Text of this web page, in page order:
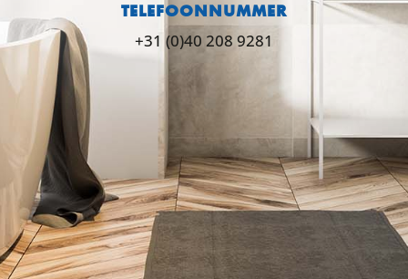
TELEFOONNUMMER
+31 (0)40 208 9281